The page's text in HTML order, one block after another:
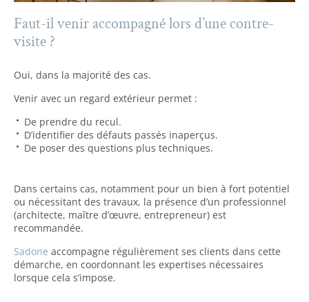
Faut-il venir accompagné lors d’une contre-
visite ?
Oui, dans la majorité des cas.
Venir avec un regard extérieur permet :
De prendre du recul.
D’identifier des défauts passés inaperçus.
De poser des questions plus techniques.
Dans certains cas, notamment pour un bien à fort potentiel
ou nécessitant des travaux, la présence d’un professionnel
(architecte, maître d’œuvre, entrepreneur) est
recommandée.
Sadone accompagne régulièrement ses clients dans cette
démarche, en coordonnant les expertises nécessaires
lorsque cela s’impose.